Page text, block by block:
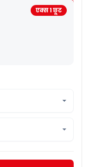
एक्स 1 छूट